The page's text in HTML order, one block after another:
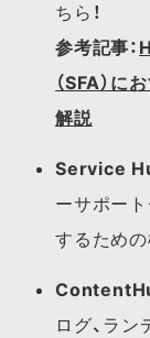
ちら！​
参考記事：
（SFA）に
解説
Service
ーサポー
するための
ログ、ラ